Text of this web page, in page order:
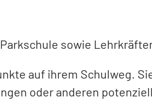
sowie
auf ihrem Schulweg.
oder anderen